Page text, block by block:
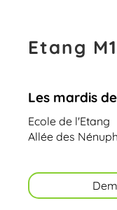
Etang
Les mardis de
Ecole de l'Etang
Allée des